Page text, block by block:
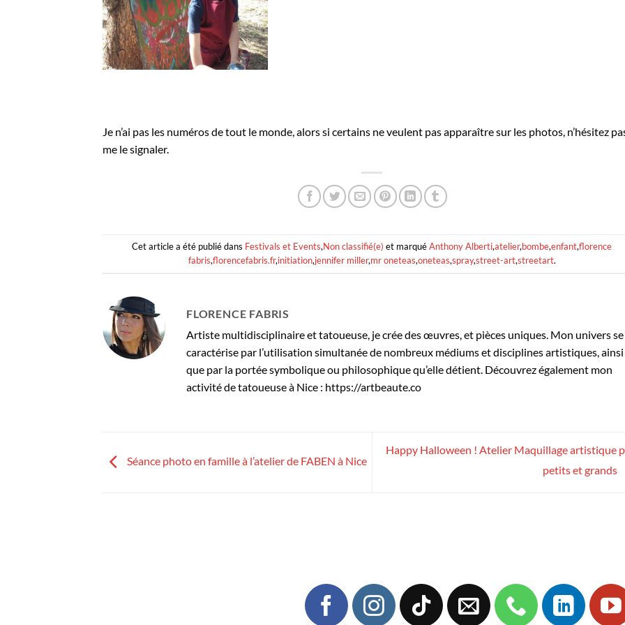
Je n’ai pas les numéros de tout le monde, alors si certains ne veulent pas apparaître sur les photos, n’hésitez
me le signaler.
Cet article a été publié dans Festivals et Events,Non classifié(e) et marquéAnthony Alberti,atelier,bombe,enfant,florence
fabris,florencefabris.fr,initiation,jennifer miller,mr oneteas,oneteas,spray,street-art,streetart.
FLORENCE FABRIS
Artiste multidisciplinaire et tatoueuse, je crée des œuvres, et pièces uniques. Mon univers se
caractérise par l’utilisation simultanée de nombreux médiums et disciplines artistiques, ainsi
que par la portée symbolique ou philosophique qu’elle détient. Découvrez également mon
activité de tatoueuse à Nice : https://artbeaute.co
Séance photo en famille à l’atelier de FABEN à Nice
Happy Halloween ! Atelier Maquillage artistique
petits et grands